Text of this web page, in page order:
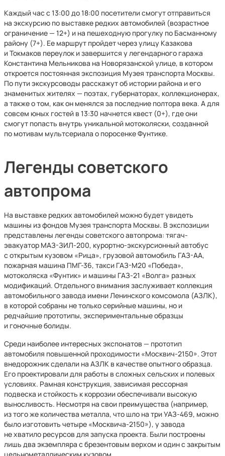
Каждый час с 13:00 до 18:00 посетители смогут отправиться
на экскурсию по выставке редких автомобилей (возрастное
ограничение — 12+) и на пешеходную прогулку по Басманному
району (7+). Ее маршрут пройдет через улицу Казакова
и Токмаков переулок и завершится у легендарного гаража
Константина Мельникова на Новорязанской улице, в котором
откроется постоянная экспозиция Музея транспорта Москвы.
По пути экскурсоводы расскажут об истории района и его
знаменитых жителях — поэтах, губернаторах, коллекционерах,
а также о том, как он менялся за последние полтора века. А для
совсем юных гостей в 13:30 начнется квест (0+), где они
смогут попасть внутрь уникальной мотоколяски, созданной
по мотивам мультсериала о поросенке Фунтике.
Легенды советского
автопрома
На выставке редких автомобилей можно будет увидеть
машины из фондов Музея транспорта Москвы. В экспозиции
представлены легенды советского автопрома: тягач-
эвакуатор МАЗ-ЗИЛ-200, курортно-экскурсионный автобус
с открытым кузовом «Рица», грузовой автомобиль ГАЗ-АА,
пожарная машина ПМГ-36, такси ГАЗ-М20 «Победа»,
мотоколяска «Фунтик» и машины ГАЗ-21 «Волга» разных
модификаций. Отдельного внимания заслуживает коллекция
автомобильного завода имени Ленинского комсомола (АЗЛК),
в которой собраны не только серийные машины, но и
редчайшие прототипы, экспериментальные образцы
и гоночные болиды.
Среди наиболее интересных экспонатов — прототип
автомобиля повышенной проходимости «Москвич-2150». Этот
внедорожник сделали на АЗЛК в качестве опытного образца.
Его проектировали для работы в сложных сельских и полевых
условиях. Рамная конструкция, зависимая рессорная
подвеска и стойкость к коррозии обеспечивали высокую
выносливость. Несмотря на свои преимущества (например,
из того же количества металла, что шло на три УАЗ-469, можно
было изготовить четыре «Москвича-2150»), у завода
не хватило ресурсов для запуска проекта. Были построены
лишь два экземпляра с брезентовым верхом и один с закрытым